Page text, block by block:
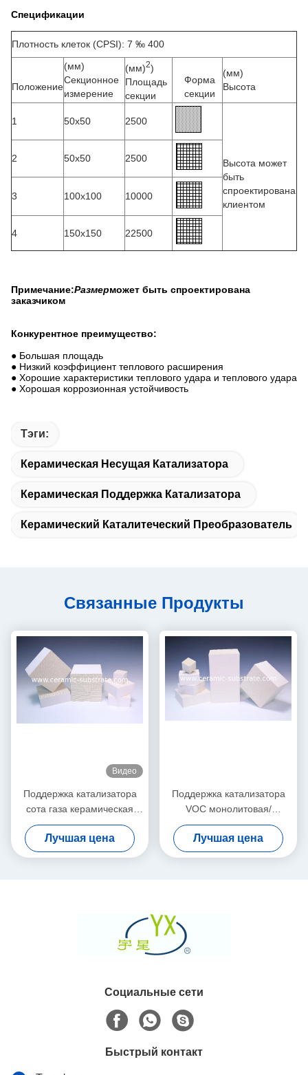
Спецификации
Плотность клеток (CPSI): 7 ‰ 400
Положение
(мм)
Секционное
измерение
(мм)2)
Площадь
секции
Форма
секции
(мм)
Высота
1 50х50 2500
Высота может
быть
спроектирована
клиентом
2 50х50 2500
3 100х100 10000
4 150х150 22500
Примечание:Размерможет быть спроектирована
заказчиком
Конкурентное преимущество:
● Большая площадь
● Низкий коэффициент теплового расширения
● Хорошие характеристики теплового удара и теплового удара
● Хорошая коррозионная устойчивость
Тэги:
Керамическая Несущая Катализатора
Керамическая Поддержка Катализатора
Керамический Каталитеческий Преобразователь
Связанные Продукты
Видео
Поддержка катализатора
сота газа керамическая
монолитовая с
каталитеческим
преобразователем 3 путей
Лучшая цена
Поддержка катализатора
VOC монолитовая/
пористый керамический
субстрат ДЛЯ автомобиля
Лучшая цена
Социальные сети
Быстрый контакт